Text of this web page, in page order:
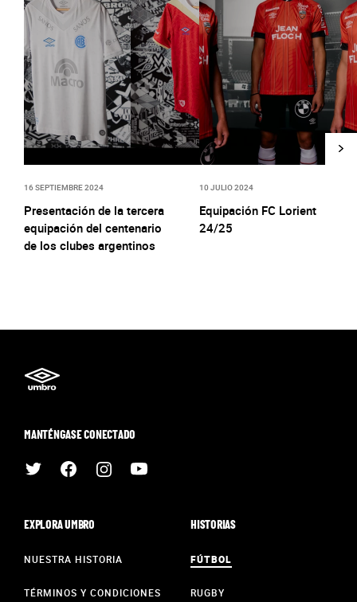
16 SEPTIEMBRE 2024
Presentación de la tercera
equipación del centenario
de los clubes argentinos
10 JULIO 2024
Equipación FC Lorient
24/25
MANTÉNGASE CONECTADO
EXPLORA UMBRO
NUESTRA HISTORIA
TÉRMINOS Y CONDICIONES
HISTORIAS
FÚTBOL
RUGBY